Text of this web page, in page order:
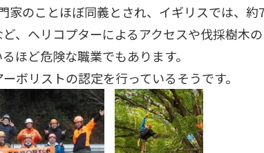
のことほぼ同義とされ、イギリスでは、約
、ヘリコプターによるアクセスや伐採樹木
ほど危険な職業でもあります。
ボリストの認定を行っているそうです。